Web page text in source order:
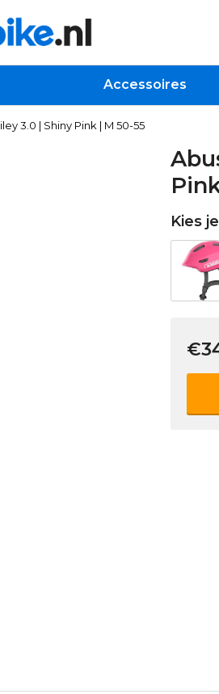
Accessoires
3.0 | Shiny Pink | M 50-55
Kies